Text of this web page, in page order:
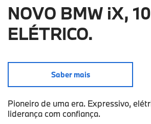
NOVO BMW iX,
ELÉTRICO.
Saber mais
Pioneiro de uma era. Expressivo,
liderança com confiança.